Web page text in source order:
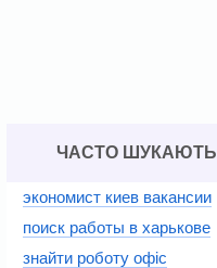
ЧАСТО ШУКАЮТЬ
экономист киев вакансии
поиск работы в харькове
знайти роботу офіс